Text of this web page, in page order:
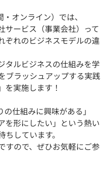
オンライン）では、
サービス（事業会社）って
ぞれのビジネスモデルの違
タルビジネスの仕組みを学
ブラッシュアップする実践
実施します！
の仕組みに興味がある」
を形にしたい」という熱い
しています。
すので、ぜひお気軽にご参